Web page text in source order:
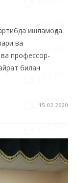
ишламоқда.
профессор-
билан